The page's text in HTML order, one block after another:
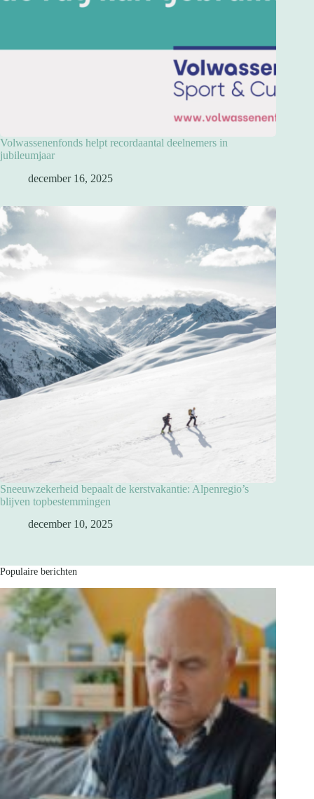
Volwassenenfonds helpt recordaantal deelnemers in
jubileumjaar
december 16, 2025
Sneeuwzekerheid bepaalt de kerstvakantie: Alpenregio’s
blijven topbestemmingen
december 10, 2025
Populaire berichten